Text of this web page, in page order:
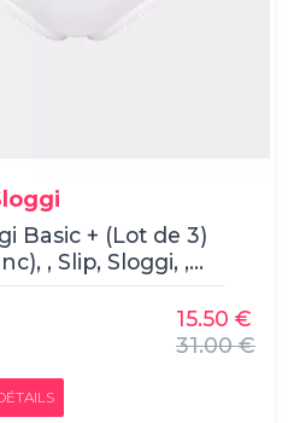
Basic + (Lot de 3)
, Slip, Sloggi, ,
coton, 5% élasthanne.
15.50 €
31.00 €